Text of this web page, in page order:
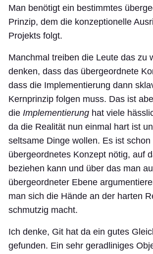
Man benötigt ein bestimmtes
Prinzip, dem die konzeptionelle
Projekts folgt.
Manchmal treiben die Leute das zu
denken, dass das übergeordnete
dass die Implementierung dann
Kernprinzip folgen muss. Das ist
die Implementierung hat viele
da die Realität nun einmal hart ist
seltsame Dinge wollen. Es ist schon
übergeordnetes Konzept nötig, auf
beziehen kann und über das man
übergeordneter Ebene
man sich die Hände an der harten
schmutzig macht.
Ich denke, Git hat da ein gutes
gefunden. Ein sehr geradliniges